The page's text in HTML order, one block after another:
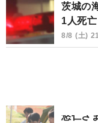
茨城の
1人死
8/8 (土)
悠仁さ